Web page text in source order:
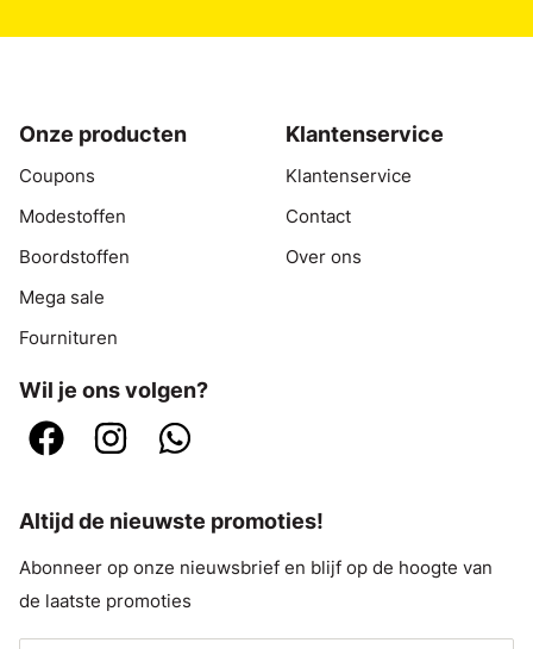
Onze producten
Coupons
Modestoffen
Boordstoffen
Mega sale
Fournituren
Klantenservice
Klantenservice
Contact
Over ons
Wil je ons volgen?
Altijd de nieuwste promoties!
Abonneer op onze nieuwsbrief en blijf op de hoogte van
de laatste promoties